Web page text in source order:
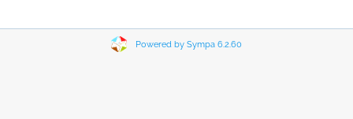
Powered by Sympa 6.2.60